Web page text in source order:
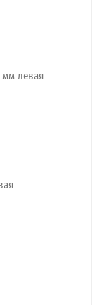
мм левая